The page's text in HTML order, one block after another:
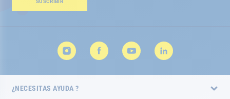
de
SUSCRIBIR
¿NECESITAS AYUDA ?